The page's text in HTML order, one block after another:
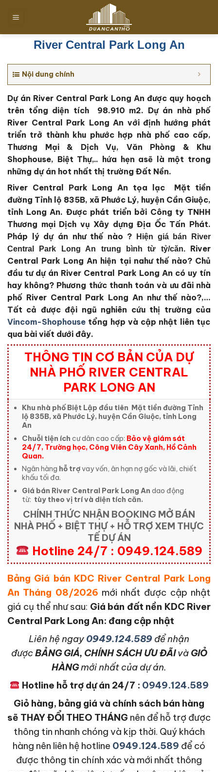
đến
River Central Park Long An
Nội dung chính
Dự án River Central Park Long An được quy hoạch
trên tổng diện tích 98.910 m2. Dự án nhà phố
River Central Park Long An với định hướng phát
triển trở thành khu phước hợp nhà phố cao cấp,
Thương Mại & Dịch Vụ, Văn Phòng & Khu
Shophouse, Biệt Thự,.. hứa hẹn asẽ là một trong
những dự án hot nhất thị trường Đất Nền.
River Central Park Long An tọa lạc Mặt tiền
đường Tỉnh lộ 835B, xã Phước Lý, huyện Cần Giuộc,
tỉnh Long An. Được phát triển bởi Công ty TNHH
Thương mại Dịch vụ Xây dựng Địa Ốc Tấn Phát.
Pháp lý dự án như thế nào ?
Hiện giá bán River
Central Park Long An trung bình từ tỷ/căn. River
Central Park Long An hiện tại nahư thế nào? Chủ
đầu tư dự án River Central Park Long An có uy tín
hay không? Phương thức thanh toán và ưu đãi nhà
phố River Central Park Long An như thế nào?,…
Tất cả được đội ngũ nghiên cứu thị trường của
Vincom-Shophouse tổng hợp và cập nhật liên tục
qua bài viết dưới đây.
THÔNG TIN CƠ BẢN CỦA DỰ
NHÀ PHỐ RIVER CENTRAL
PARK LONG AN
Khu nhà phố Biệt Lập đầu tiên Mặt tiền đường Tỉnh
lộ 835B, xã Phước Lý, huyện Cần Giuộc, tỉnh Long
An
Chuỗi tiện ích cư dân cao cấp: Bảo vệ giám sát
24/7, Trường học, Công Viên Cây Xanh, Hồ Cảnh
Quan.
Ngân hàng hỗ trợvay vốn, ân hạn nợ gốc và lãi, chiết
khấu tối đa.
Giá bán River Central Park Long An dao động
từ: tùy theo vị trí và diện tích căn.
CHÍNH THỨC NHẬN BOOKING MỞ BÁN
NHÀ PHỐ + BIỆT THỰ + HỖ TRỢ XEM THỰC
TẾ DỰ ÁN
Hotline 24/7 : 0949.124.589
Bảng Giá bán KDC River Central Park Long
An Tháng 08/2026 mới nhất được cập nhật
giá cụ thể như sau: Giá bán đất nền KDC River
Central Park Long An: đang cập nhật
Liên hệ ngay 0949.124.589 để nhận
được BẢNG GIÁ, CHÍNH SÁCH ƯU ĐÃIvàGIỎ
HÀNGmới nhất của dự án.
Hotline hỗ trợ dự án 24/7 : 0949.124.589
Giỏ hàng, bảng giá và chính sách bán hàng
sẽ THAY ĐỔI THEO THÁNG nên để hỗ trợ được
thông tin nhanh chóng và kịp thời. Quý khách
hàng nên liên hệ hotline 0949.124.589 để có
được thông tin chính xác và mới nhất thông